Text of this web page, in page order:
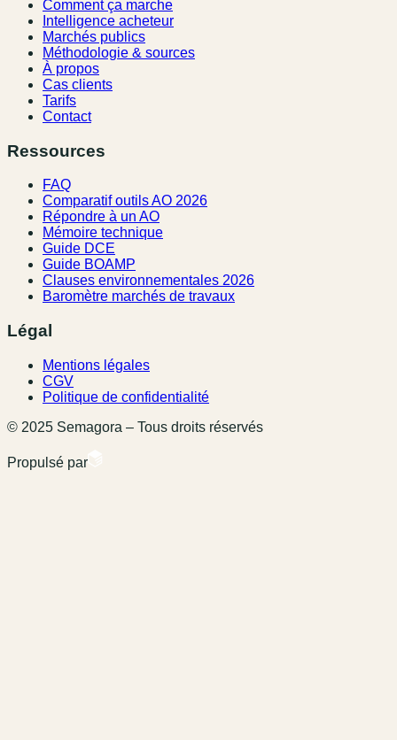
Comment ça marche
Intelligence acheteur
Marchés publics
Méthodologie & sources
À propos
Cas clients
Tarifs
Contact
Ressources
FAQ
Comparatif outils AO 2026
Répondre à un AO
Mémoire technique
Guide DCE
Guide BOAMP
Clauses environnementales 2026
Baromètre marchés de travaux
Légal
Mentions légales
CGV
Politique de confidentialité
© 2025 Semagora – Tous droits réservés
Propulsé par